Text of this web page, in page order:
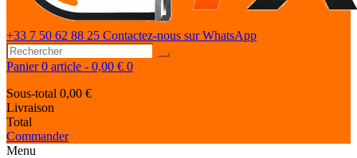
+33 7 50 62 88 25 Contactez-nous sur WhatsApp
Panier 0 article - 0,00 € 0
Sous-total 0,00 €
Livraison
Total
Commander
Menu